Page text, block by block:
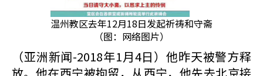
温州教区去年12月18日发起祈祷和守斋
（图：网络图片）
（亚洲新闻-2018年1月4日）他昨天被警方释